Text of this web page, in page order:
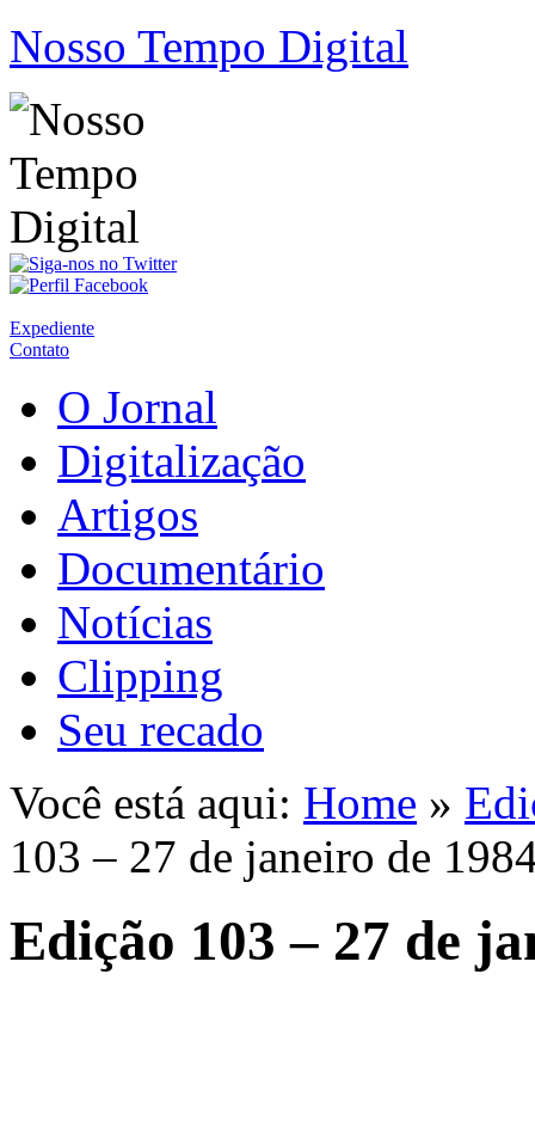
Nosso Tempo Digital
Expediente
Contato
O Jornal
Digitalização
Artigos
Documentário
Notícias
Clipping
Seu recado
Você está aqui: Home »
103 – 27 de janeiro de
Edição 103 – 27 de